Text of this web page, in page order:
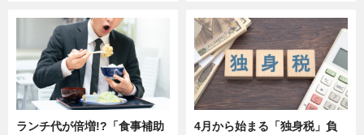
ランチ代が倍増!?「食事補助
4月から始まる「独身税」負